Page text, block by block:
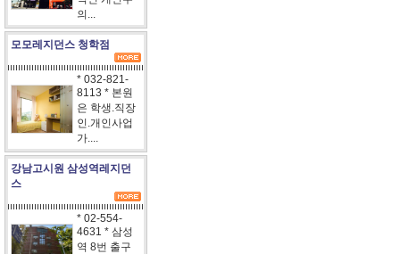
의...
모모레지던스 청학점
* 032-821-
8113 * 본원
은 학생.직장
인.개인사업
가....
강남고시원 삼성역레지던
스
* 02-554-
4631 * 삼성
역 8번 출구